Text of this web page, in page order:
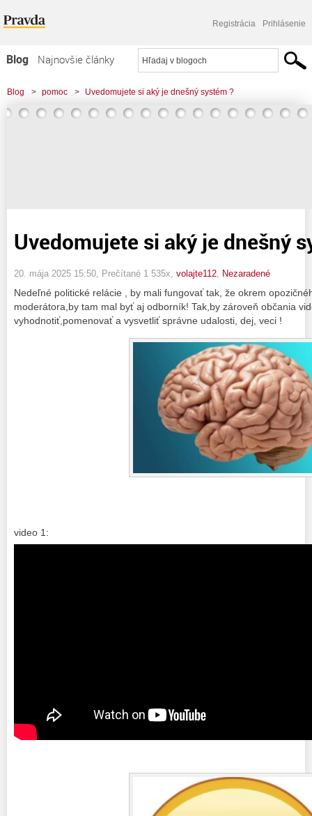
Registrácia Prihlásenie
Blog
Najnovšie články
Najčítanejšie články
Najkomentovanejšie články
Blog > pomoc > Uvedomujete si aký je dnešný systém ?
Uvedomujete si aký je dnešný
20. mája 2025 15:50 , Prečítané 1 535x, volajte112 Nezaradené
Nedeľné politické relácie , by mali fungovať tak, že okrem
moderátora,by tam mal byť aj odborník! Tak,by zároveň občania
vyhodnotiť,pomenovať a vysvetliť správne udalosti, dej, veci !
video 1: